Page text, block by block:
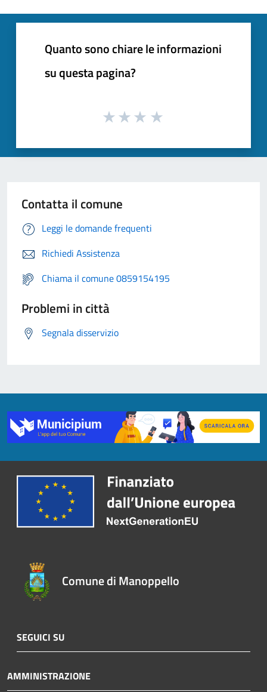
Quanto sono chiare le informazioni
su questa pagina?
Contatta il comune
Leggi le domande frequenti
Richiedi Assistenza
Chiama il comune 0859154195
Problemi in città
Segnala disservizio
Comune di Manoppello
SEGUICI SU
AMMINISTRAZIONE